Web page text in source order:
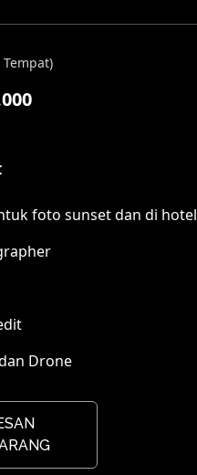
Tempat)
foto sunset dan di hotel
Drone